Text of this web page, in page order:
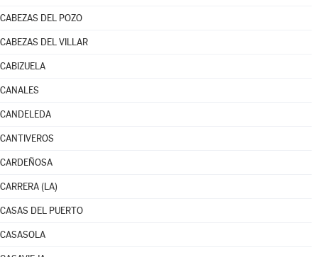
CABEZAS DEL POZO
CABEZAS DEL VILLAR
CABIZUELA
CANALES
CANDELEDA
CANTIVEROS
CARDEÑOSA
CARRERA (LA)
CASAS DEL PUERTO
CASASOLA